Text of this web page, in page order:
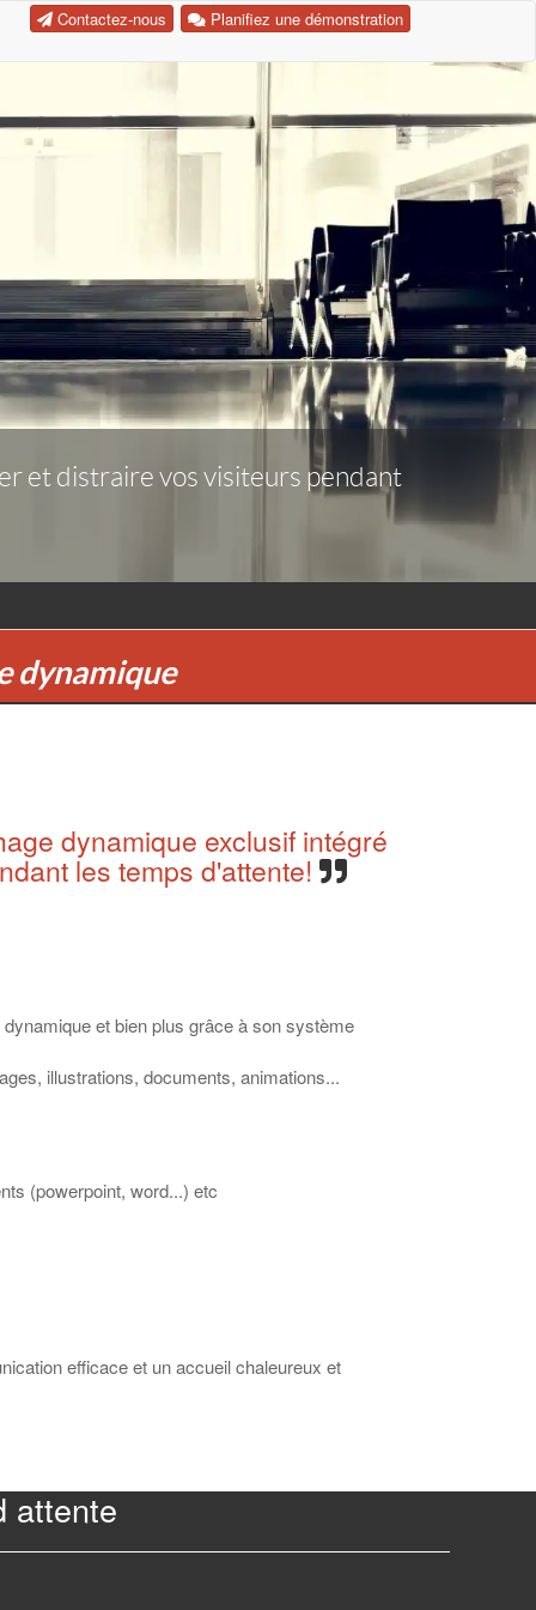
Planifiez une démonstration
Contactez-nous
et distraire vos visiteurs pendant
dynamique
dynamique exclusif intégré
les temps d'attente!
et bien plus grâce à son système
illustrations, documents, animations...
(powerpoint, word...) etc
efficace et un accueil chaleureux et
attente